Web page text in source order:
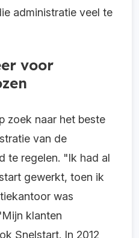
administratie veel te
voor
zoek naar het beste
van de
te regelen. "Ik had al
gewerkt, toen ik
was
klanten
Snelstart. In 2012